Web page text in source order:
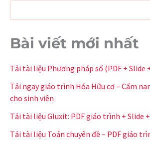
Bài viết mới nhất
Tải tài liệu Phương pháp số (PDF + Slide
Tải ngay giáo trình Hóa Hữu cơ – Cẩm
cho sinh viên
Tải tài liệu Gluxit: PDF giáo trình + Slide
Tải tài liệu Toán chuyên đề – PDF giáo